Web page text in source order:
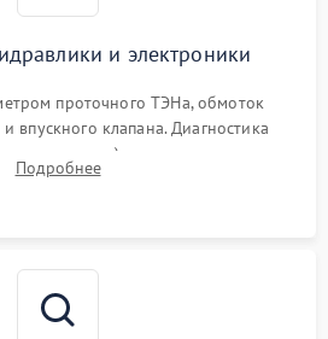
и электроники
проточного ТЭНа, обмоток
впускного клапана. Диагностика
уровня воды), датчика мутности,
модуля управления.
Подробнее